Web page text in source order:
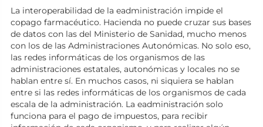
La interoperabilidad de la eadministración impide el
copago farmacéutico. Hacienda no puede cruzar sus bases
de datos con las del Ministerio de Sanidad, mucho menos
con los de las Administraciones Autonómicas. No solo eso,
las redes informáticas de los organismos de las
administraciones estatales, autonómicas y locales no se
hablan entre sí. En muchos casos, ni siquiera se hablan
entre si las redes informáticas de los organismos de cada
escala de la administración. La eadministración solo
funciona para el pago de impuestos, para recibir